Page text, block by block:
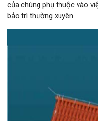
của chúng phụ thuộc vào
bảo trì thường xuyên.